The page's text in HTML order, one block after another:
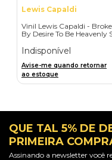
Lewis Capaldi
Vinil Lewis Capaldi -
By Desire To Be Heavenly
Indisponível
Avise-me quando retornar
ao estoque
QUE TAL 5% DE
PRIMEIRA
Assinando a newsletter você